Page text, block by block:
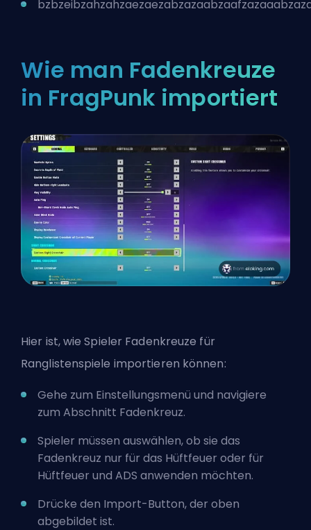
Wie man Fadenkreuze
in FragPunk importiert
Hier ist, wie Spieler Fadenkreuze für
Ranglistenspiele importieren können:
Gehe zum Einstellungsmenü und navigiere
zum Abschnitt Fadenkreuz.
Spieler müssen auswählen, ob sie das
Fadenkreuz nur für das Hüftfeuer oder für
Hüftfeuer und ADS anwenden möchten.
Drücke den Import-Button, der oben
abgebildet ist.